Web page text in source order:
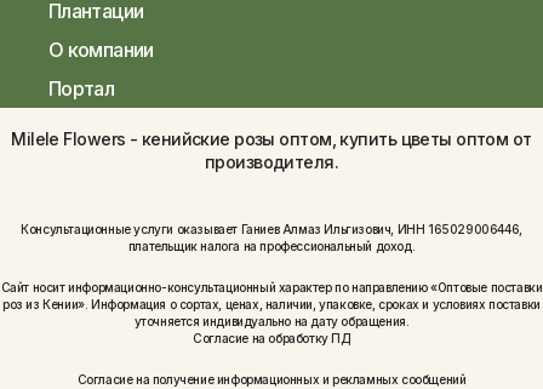
Плантации
О компании
Портал
Milele Flowers - кенийские розы оптом, купить цветы оптом от
производителя.
Консультационные услуги оказывает Ганиев Алмаз Ильгизович, ИНН 165029006446,
плательщик налога на профессиональный доход.
Сайт носит информационно-консультационный характер по направлению «Оптовые поставки
роз из Кении». Информация о сортах, ценах, наличии, упаковке, сроках и условиях поставки
уточняется индивидуально на дату обращения.
Согласие на обработку ПД
Согласие на получение информационных и рекламных сообщений